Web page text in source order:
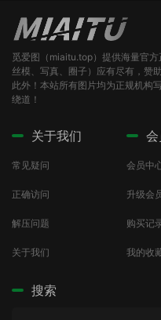
觅爱图（miaitu.top）提供海量官
丝模、写真、圈子）应有尽有，赞
此外！本站所有图片均为正规机构
绕道！
关于我们
常见疑问
正确访问
解压问题
关于我们
会员中
升级会
购买记
我的收
搜索